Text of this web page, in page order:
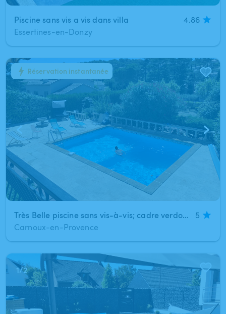
Piscine sans vis a vis dans villa
4.86
Essertines-en-Donzy
1/10
Très Belle piscine sans vis-à-vis; cadre verdoyant paisible et agréable
5
Carnoux-en-Provence
Réservation instantanée
1/2